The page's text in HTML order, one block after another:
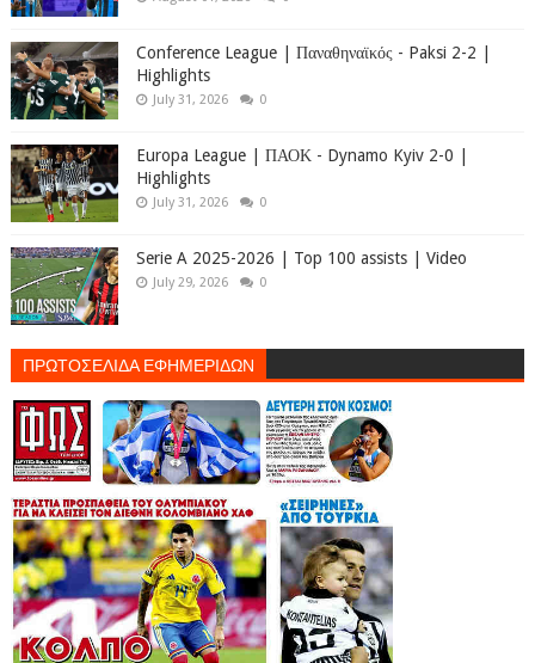
Conference League | Παναθηναϊκός - Paksi 2-2 |
Highlights
July 31, 2026 0
Europa League | ΠΑΟΚ - Dynamo Kyiv 2-0 |
Highlights
July 31, 2026 0
Serie A 2025-2026 | Top 100 assists | Video
July 29, 2026 0
ΠΡΩΤΟΣΕΛΙΔΑ ΕΦΗΜΕΡΙΔΩΝ